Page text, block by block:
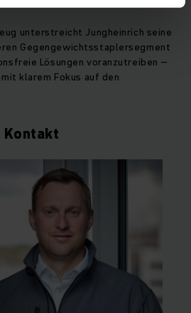
unterstreicht Jungheinrich seine
Gegengewichtsstaplersegment
Lösungen voranzutreiben –
klarem Fokus auf den
Kontakt